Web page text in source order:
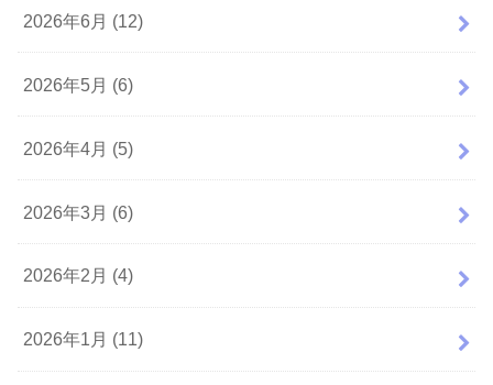
2026年6月 (12)
2026年5月 (6)
2026年4月 (5)
2026年3月 (6)
2026年2月 (4)
2026年1月 (11)